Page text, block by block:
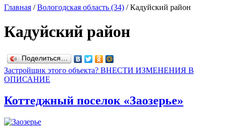
Главная / Вологодская область (34) /Кадуйский район
Кадуйский район
Поделиться…
Застройщик этого объекта? ВНЕСТИ ИЗМЕНЕНИЯ В
ОПИСАНИЕ
Коттеджный поселок «Заозерье»